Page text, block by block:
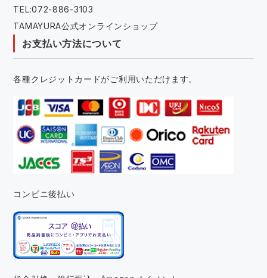
TEL:072-886-3103
TAMAYURA公式オンラインショップ
お支払い方法について
各種クレジットカードがご利用いただけます。
コンビニ後払い